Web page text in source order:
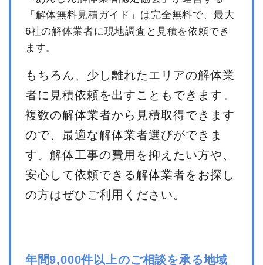
「解体無料見積ガイド」は完全無料で、最大
6社の解体業者に現地調査と見積を依頼でき
ます。
もちろん、少し離れたエリアの解体業
者に見積依頼を出すこともできます。
複数の解体業者から見積取得できます
ので、最適な解体業者選びができま
す。解体工事の費用を抑えたい方や、
安心して依頼できる解体業者をお探し
の方はぜひご利用ください。
年間9,000件以上のご相談を承る地域